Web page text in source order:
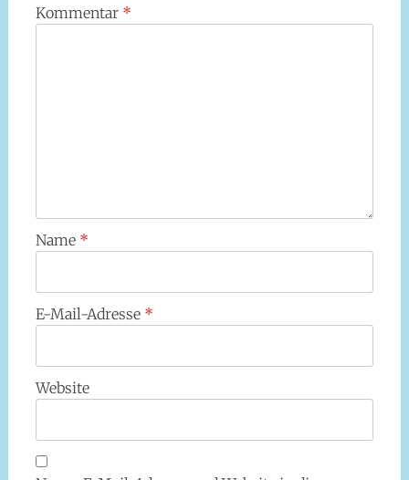
Kommentar *
Name *
E-Mail-Adresse *
Website